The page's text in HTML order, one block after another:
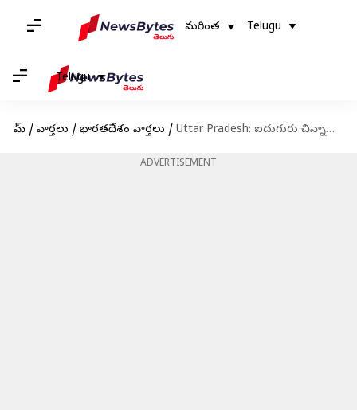
మరింత Telugu
Telugu
హోమ్ / వార్తలు / భారతదేశం వార్తలు / Uttar Pradesh: ఐదుగురు చిన్నారుల ప్రాణాలు తీసిన బొగ్గుల కుంపటి
ADVERTISEMENT